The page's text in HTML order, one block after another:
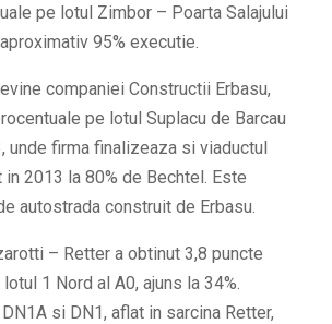
pe lotul Zimbor – Poarta Salajului
95% executie.
companiei Constructii Erbasu,
pe lotul Suplacu de Barcau
unde firma finalizeaza si viaductul
2013 la 80% de Bechtel. Este
autostrada construit de Erbasu.
– Retter a obtinut 3,8 puncte
1 Nord al A0, ajuns la 34%.
si DN1, aflat in sarcina Retter,